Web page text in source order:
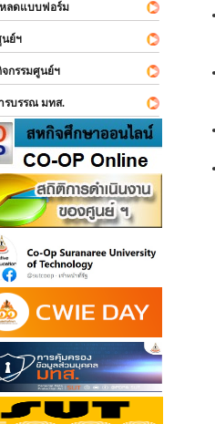
ดแบบฟอร์ม
ย์ฯ
รรมศูนย์ฯ
บรรณ มทส.